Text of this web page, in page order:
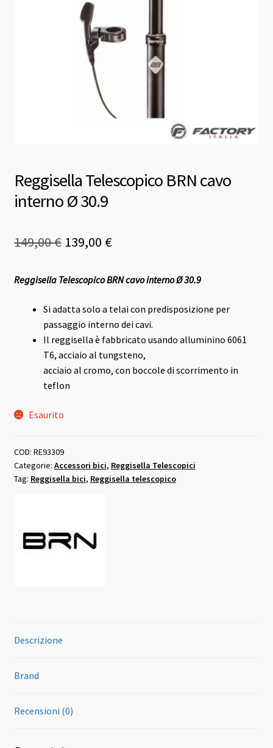
Reggisella Telescopico BRN cavo
interno Ø 30.9
149,00€ Il
originale
era:
149,00 €.
139,00 €Il
attuale
è:
139,00 €.
Reggisella Telescopico BRN cavo interno Ø 30.9
Si adatta solo a telai con predisposizione per
passaggio interno dei cavi.
Il reggisella è fabbricato usando alluminino 6061
T6, acciaio al tungsteno,
acciaio al cromo, con boccole di scorrimento in
teflon
Esaurito
COD: RE93309
Categorie: Accessori bici, Reggisella Telescopici
Tag: Reggisella bici, Reggisella telescopico
Descrizione
Brand
Recensioni (0)